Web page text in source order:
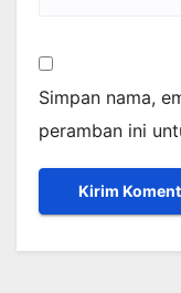
Simpan nama,
peramban ini